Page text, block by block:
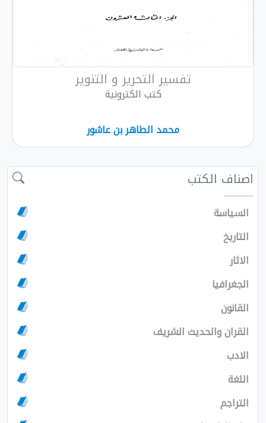
تفسير التحرير و التنوير
كتب الكترونية
محمد الطاهر بن عاشور
اصناف الكتب
السياسة
التاريخ
الاثار
الجغرافيا
القانون
القران والحديث الشريف
الادب
اللغة
التراجم